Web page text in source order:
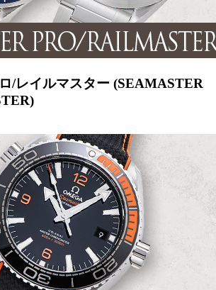
/レイルマスター (SEAMASTER